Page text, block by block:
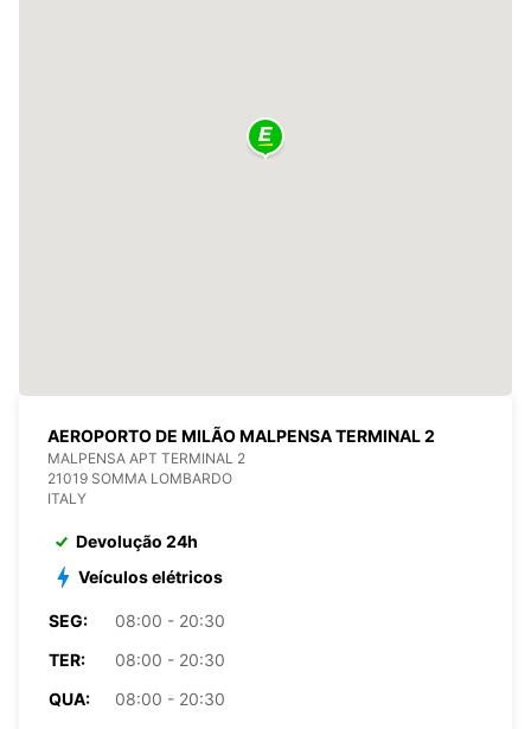
AEROPORTO DE MILÃO MALPENSA TERMINAL 2
MALPENSA APT TERMINAL 2
21019 SOMMA LOMBARDO
ITALY
Devolução 24h
Veículos elétricos
SEG:
08:00 - 20:30
TER:
08:00 - 20:30
QUA:
08:00 - 20:30